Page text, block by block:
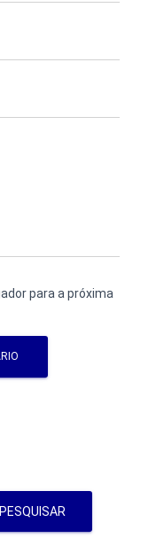
para a próxima
PESQUISAR